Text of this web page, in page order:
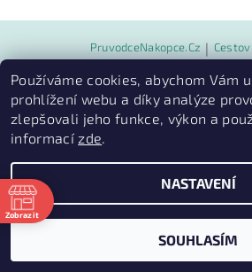
PruvodceNakopce.Cz |
2026 © Quill outdoor, všechna
Zobrazit
Používáme cookies, abychom Vám
prohlížení webu a díky analýze
zlepšovali jeho funkce, výkon a
informacízde.
NASTAVENÍ
SOUHLASÍM